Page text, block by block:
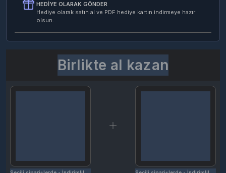
HEDIYE OLARAK GÖNDER
Hediye olarak satın al ve PDF hediye kartın indirmeye hazır
olsun.
Birlikte al kazan